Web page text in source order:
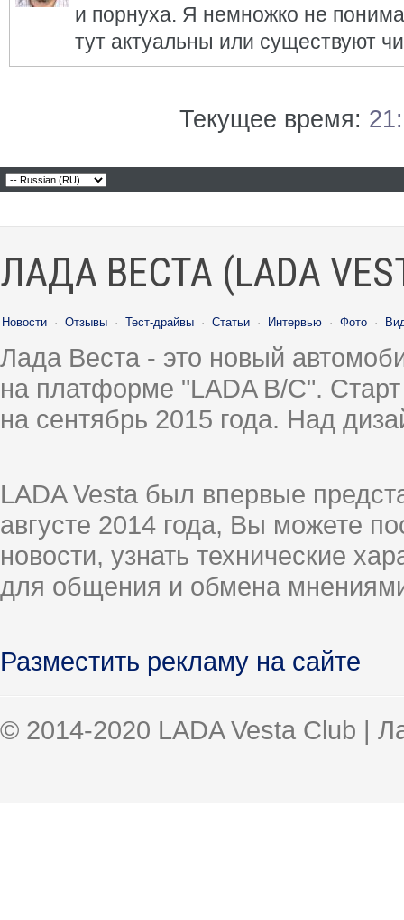
и порнуха. Я немножко не
тут актуальны или существуют
Текущее время:
ЛАДА ВЕСТА (LADA
Новости · Отзывы · Тест-драйвы · Статьи · Интервью · Фото ·
Лада Веста - это новый
на платформе "LADA B/C".
на сентябрь 2015 года. Над
LADA Vesta был впервые
августе 2014 года, Вы можете
новости, узнать технические
для общения и обмена
Разместить рекламу на сайте
© 2014-2020 LADA Vesta Club |